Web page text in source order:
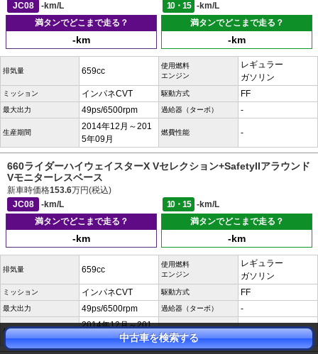
JC08
-km/L 10・15
-km/L
満タンでどこまで走る？
-km
満タンでどこまで走る？
-km
排気量 659cc
使用燃料
エンジン
レギュラー
ガソリン
ミッション インパネCVT 駆動方式 FF
最大出力 49ps/6500rpm 過給器（ターボ） -
生産期間
2014年12月～201
5年09月
燃費性能 -
660ライダーハイウェイスターX Vセレクション+SafetyIIアラウンド
Vモニターレスベース
新車時価格153.6万円(税込)
JC08
-km/L 10・15
-km/L
満タンでどこまで走る？
-km
満タンでどこまで走る？
-km
排気量 659cc
使用燃料
エンジン
レギュラー
ガソリン
ミッション インパネCVT 駆動方式 FF
最大出力 49ps/6500rpm 過給器（ターボ） -
生産期間
2014年12月～201
5年09月
燃費性能 -
中古車を検索する